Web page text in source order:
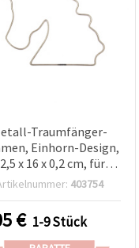
Traumfänger-
Einhorn-Design,
x 16 x 0,2 cm, für
Basteln & DIY403754
€ 1-9 Stück